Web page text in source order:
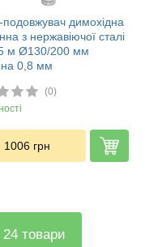
димохідна
з нержавіючої сталі
м Ø130/200 мм
0,8 мм
(0)
1006 грн
товари